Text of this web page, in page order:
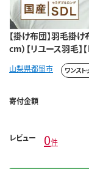
【掛け布団】羽毛
cm）【リユース羽毛】
山梨県都留市 ワンス
寄付金額
レビュー 0件